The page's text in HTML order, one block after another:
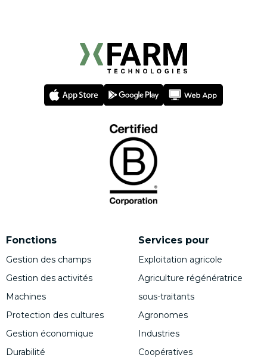
Fonctions
Gestion des champs
Gestion des activités
Machines
Protection des cultures
Gestion économique
Durabilité
Services pour
Exploitation agricole
Agriculture régénératrice
sous-traitants
Agronomes
Industries
Coopératives